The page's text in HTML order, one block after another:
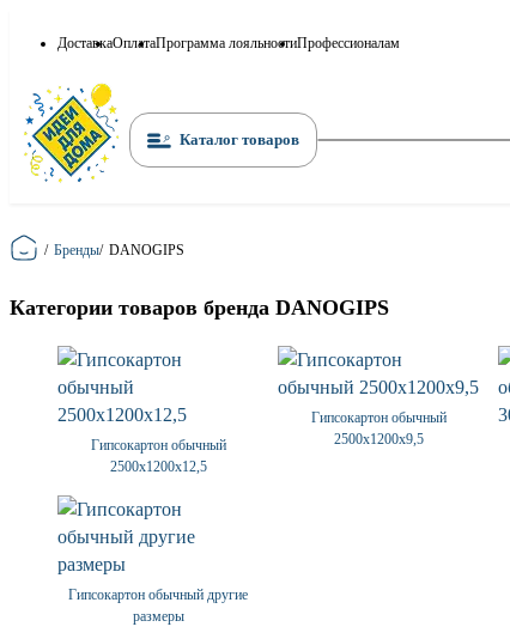
ДоставкаОплатаПрограмма лояльностиПрофессионалам
Каталог товаров
Главная
/ Бренды/ DANOGIPS
Категории товаров бренда DANOGIPS
Гипсокартон обычный
2500х1200х12,5
Гипсокартон обычный
2500х1200х9,5
Гипсокартон обычный другие
размеры